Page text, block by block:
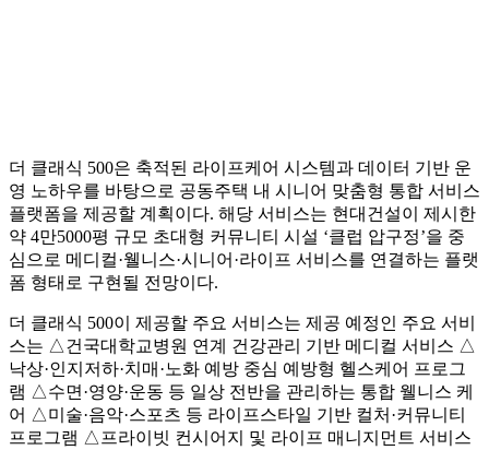
더 클래식 500은 축적된 라이프케어 시스템과 데이터 기반 운
영 노하우를 바탕으로 공동주택 내 시니어 맞춤형 통합 서비스
플랫폼을 제공할 계획이다. 해당 서비스는 현대건설이 제시한
약 4만5000평 규모 초대형 커뮤니티 시설 ‘클럽 압구정’을 중
심으로 메디컬·웰니스·시니어·라이프 서비스를 연결하는 플랫
폼 형태로 구현될 전망이다.
더 클래식 500이 제공할 주요 서비스는 제공 예정인 주요 서비
스는 △건국대학교병원 연계 건강관리 기반 메디컬 서비스 △
낙상·인지저하·치매·노화 예방 중심 예방형 헬스케어 프로그
램 △수면·영양·운동 등 일상 전반을 관리하는 통합 웰니스 케
어 △미술·음악·스포츠 등 라이프스타일 기반 컬처·커뮤니티
프로그램 △프라이빗 컨시어지 및 라이프 매니지먼트 서비스